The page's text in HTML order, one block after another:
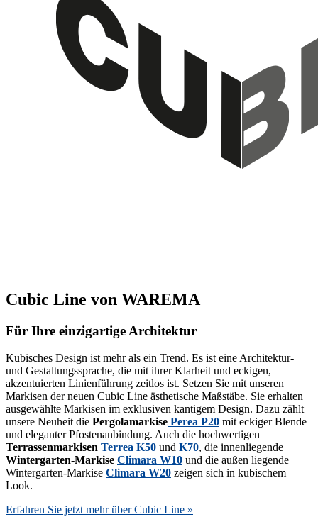
Cubic Line von WAREMA
Für Ihre einzigartige Architektur
Kubisches Design ist mehr als ein Trend. Es ist eine Architektur-
und Gestaltungssprache, die mit ihrer Klarheit und eckigen,
akzentuierten Linienführung zeitlos ist. Setzen Sie mit unseren
Markisen der neuen Cubic Line ästhetische Maßstäbe. Sie erhalten
ausgewählte Markisen im exklusiven kantigem Design. Dazu zählt
unsere Neuheit die Pergolamarkise Perea P20 mit eckiger Blende
und eleganter Pfostenanbindung. Auch die hochwertigen
Terrassenmarkisen Terrea K50 und K70, die innenliegende
Wintergarten-Markise Climara W10 und die außen liegende
Wintergarten-Markise Climara W20 zeigen sich in kubischem
Look.
Erfahren Sie jetzt mehr über Cubic Line »